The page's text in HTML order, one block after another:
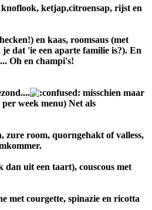
ketjap,citroensap, rijst en
en kaas, roomsaus (met
dat 'ie een aparte familie is?). En
Oh en champi's!
misschien maar
per week menu) Net als
zure room, quorngehakt of valless,
uit een taart), couscous met
met courgette, spinazie en ricotta